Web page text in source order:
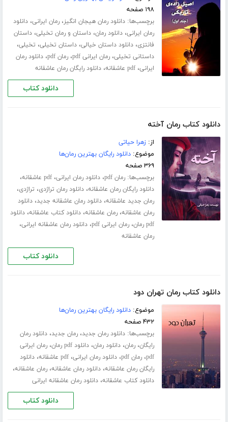
۱۹۸ صفحه
برچسب‌ها:دانلود رمان هیجان انگیز،رمان ایرانی،دانلود
رمان ایرانی،دانلود رمان،داستان و رمان تخیلی،داستان
فانتزی،دانلود داستان خیالی،داستان تخیلی، تخیلی،
داستانی تخیلی،رمان ایرانی pdf ،رمان pdf ،دانلود رمان
ایرانی،pdf عاشقانه ،دانلود رایگان رمان عاشقانه
دانلود کتاب
دانلود کتاب رمان آخته
از:زهرا حیاتی
موضوع:دانلود رایگان بهترین رمان‌ها
۳۶۹ صفحه
برچسب‌ها:رمان pdf ،دانلود رمان ایرانی،pdf عاشقانه ،
دانلود رایگان رمان عاشقانه،دانلود رمان تراژدی، تراژدی،
رمان جدید عاشقانه،دانلود رمان عاشقانه جدید،دانلود
رمان عاشقانه،رمان عاشقانه،دانلود کتاب عاشقانه،دانلود
pdf رمان
،رمان ایرانی pdf ،دانلود رمان عاشقانه ایرانی،
رمان عاشقانه
دانلود کتاب
دانلود کتاب رمان تهران دود
موضوع:دانلود رایگان بهترین رمان‌ها
۴۳۲ صفحه
برچسب‌ها:دانلود رمان جدید،رمان جدید،دانلود رمان
رایگان،رمان،دانلود رمان،دانلود pdf رمان ،رمان ایرانی
pdf،رمان pdf ،دانلود رمان ایرانی،pdf عاشقانه ،دانلود
رایگان رمان عاشقانه،دانلود رمان عاشقانه،رمان عاشقانه،
دانلود کتاب عاشقانه،دانلود رمان عاشقانه ایرانی
دانلود کتاب